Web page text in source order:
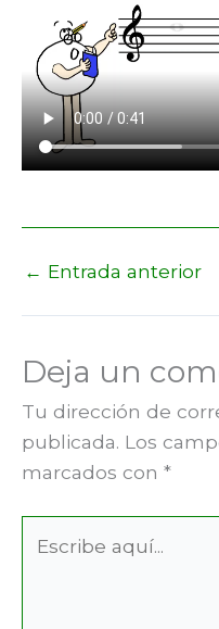
← Entrada anterior
Deja un
Tu dirección de
publicada. Los
marcados con *
aquí...